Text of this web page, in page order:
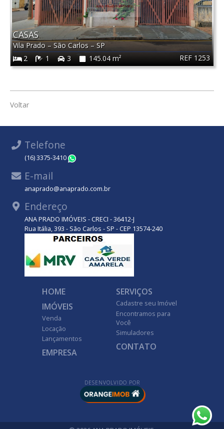
REF 1253
CASAS
Vila Prado –São Carlos – SP
2
1 3 145.04 m²
Voltar
Telefone
(16) 3375-3410
E-mail
anaprado@anaprado.com.br
Endereço
ANA PRADO IMÓVEIS - CRECI - 36412-J
Rua Itália, 393 - São Carlos - SP - CEP 13574-240
HOME
IMÓVEIS
Venda
Locação
Lançamentos
EMPRESA
SERVIÇOS
Cadastre seu Imóvel
Encontramos para
Você
Simuladores
CONTATO
DESENVOLVIDO POR